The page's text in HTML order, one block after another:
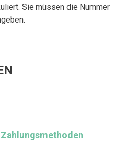
Sie müssen die Nummer
Zahlungsmethoden